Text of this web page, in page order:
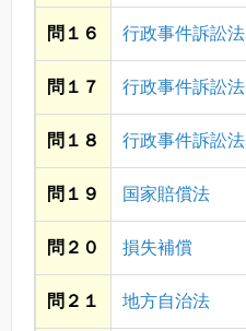
問１６ 行政事件訴訟法
問１７ 行政事件訴訟法
問１８ 行政事件訴訟法
問１９ 国家賠償法
問２０ 損失補償
問２１ 地方自治法